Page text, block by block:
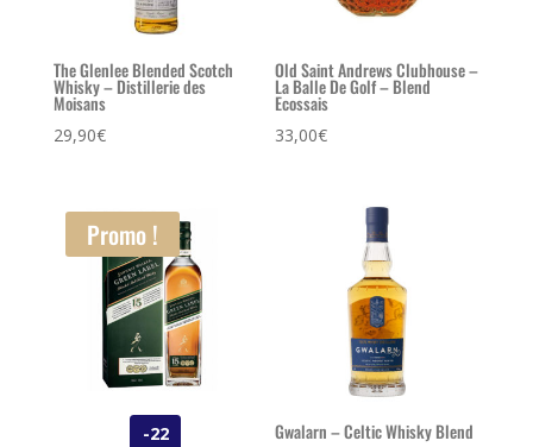
The Glenlee Blended Scotch
Whisky – Distillerie des
Moisans
29,90€
Old Saint Andrews Clubhouse –
La Balle De Golf – Blend
Ecossais
33,00€
Promo !
-22 Gwalarn – Celtic Whisky Blend